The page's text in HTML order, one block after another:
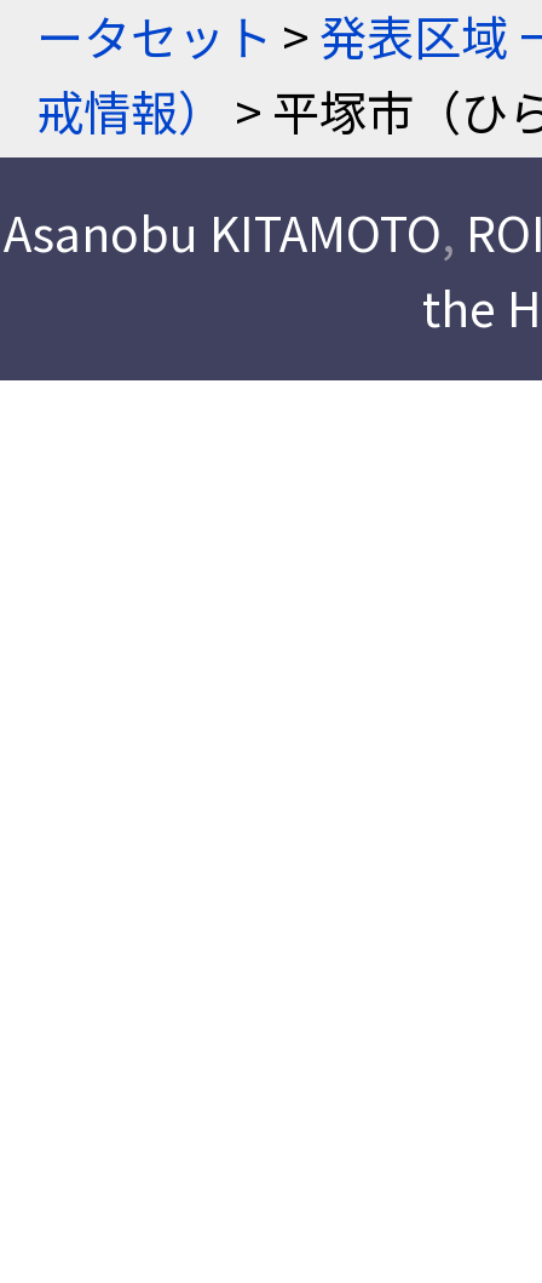
ータセット >発表区域
戒情報）
> 平塚市（ひ
Asanobu KITAMOTO,
the